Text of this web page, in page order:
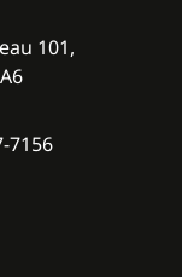
101,
7156